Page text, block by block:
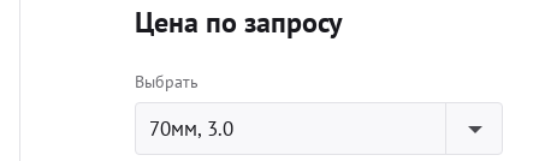
Цена по запросу
Выбрать
70мм, 3.0